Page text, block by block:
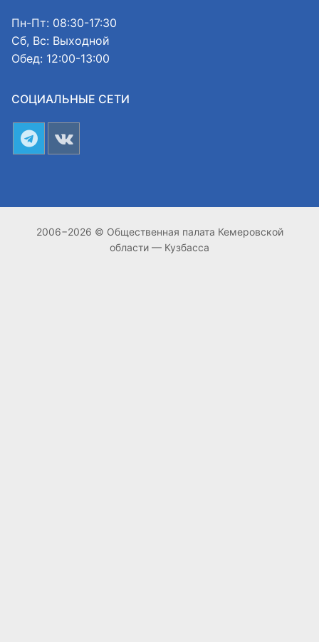
Пн-Пт: 08:30-17:30
Сб, Вс: Выходной
Обед: 12:00-13:00
СОЦИАЛЬНЫЕ СЕТИ
2006−2026 © Общественная палата Кемеровской
области — Кузбасса